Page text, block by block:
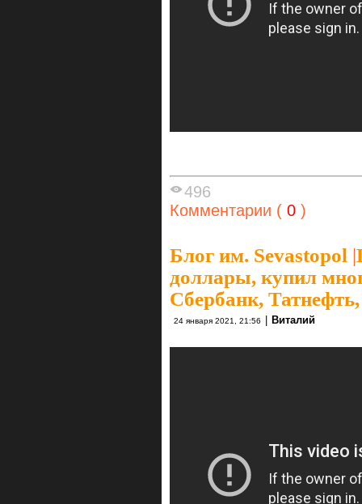
496
Комментарии ( 0 )
Блог им. Sevastopol |
доллары, купил
Сбербанк,
24 января 2021, 21:56 | Виталий